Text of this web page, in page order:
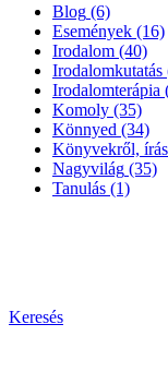
Blog (6)
Események (16)
Irodalom (40)
Irodalomkutatás
Irodalomterápia
Komoly (35)
Könnyed (34)
Könyvekről,
Nagyvilág (35)
Tanulás (1)
Keresés